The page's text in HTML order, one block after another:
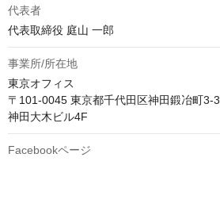
代表者
代表取締役 庭山 一郎
事業所/所在地
東京オフィス
〒101-0045 東京都千代田区神田鍛冶町3-3
神田大木ビル4F
Facebookページ